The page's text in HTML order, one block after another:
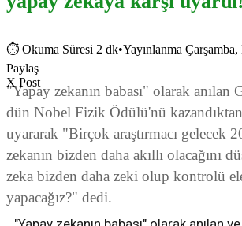
⏱ Okuma Süresi 2 dk•Yayınlanma
Paylaş
X Post
"Yapay zekanın babası" olarak
dün Nobel Fizik Ödülü'nü
uyararak "Birçok araştırmacı gelecek
zekanın bizden daha akıllı olacağını
zeka bizden daha zeki olup kontrolü
yapacağız?" dedi.